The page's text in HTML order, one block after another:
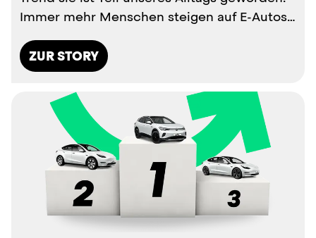
Immer mehr Menschen steigen auf E-Autos
ZUR STORY